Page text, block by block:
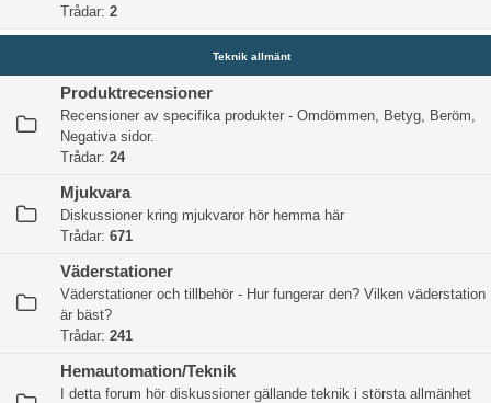
Trådar: 2
Teknik allmänt
Produktrecensioner
Recensioner av specifika produkter - Omdömmen, Betyg, Beröm,
Negativa sidor.
Trådar: 24
Mjukvara
Diskussioner kring mjukvaror hör hemma här
Trådar: 671
Väderstationer
Väderstationer och tillbehör - Hur fungerar den? Vilken väderstation
är bäst?
Trådar: 241
Hemautomation/Teknik
I detta forum hör diskussioner gällande teknik i största allmänhet